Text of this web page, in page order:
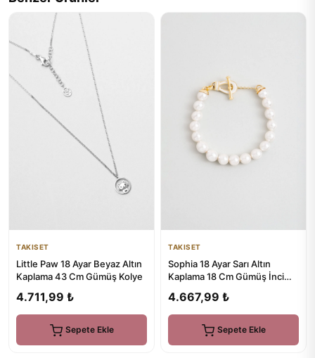
TAKISET
Little Paw 18 Ayar Beyaz Altın
Kaplama 43 Cm Gümüş Kolye
4.711,99 ₺
Sepete Ekle
TAKISET
Sophia 18 Ayar Sarı Altın
Kaplama 18 Cm Gümüş İnci
4.667,99 ₺
Sepete Ekle